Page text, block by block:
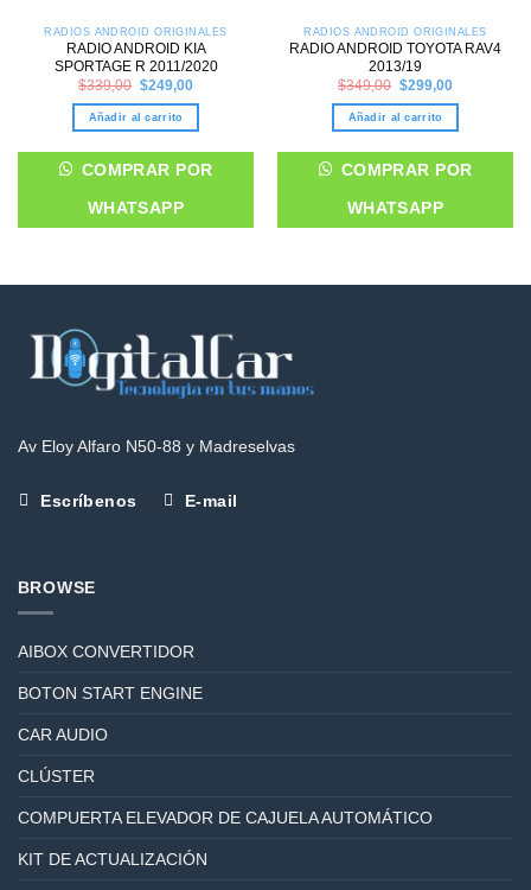
RADIOS ANDROID ORIGINALES
RADIO ANDROID KIA
SPORTAGE R 2011/2020
$339,00 Original
price
was:
$339,00.
$249,00Current
is:
Añadir al carrito
COMPRAR POR
WHATSAPP
RADIOS ANDROID ORIGINALES
RADIO ANDROID TOYOTA RAV4
2013/19
$349,00 Original
price
was:
$349,00.
$299,00Current
is:
Añadir al carrito
COMPRAR POR
WHATSAPP
Av Eloy Alfaro N50-88 y Madreselvas
Escríbenos E-mail
BROWSE
AIBOX CONVERTIDOR
BOTON START ENGINE
CAR AUDIO
CLÚSTER
COMPUERTA ELEVADOR DE CAJUELA AUTOMÁTICO
KIT DE ACTUALIZACIÓN